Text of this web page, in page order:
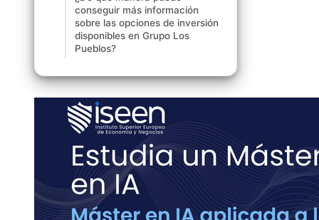
conseguir más información
sobre las opciones de inversión
disponibles en Grupo Los
Pueblos?